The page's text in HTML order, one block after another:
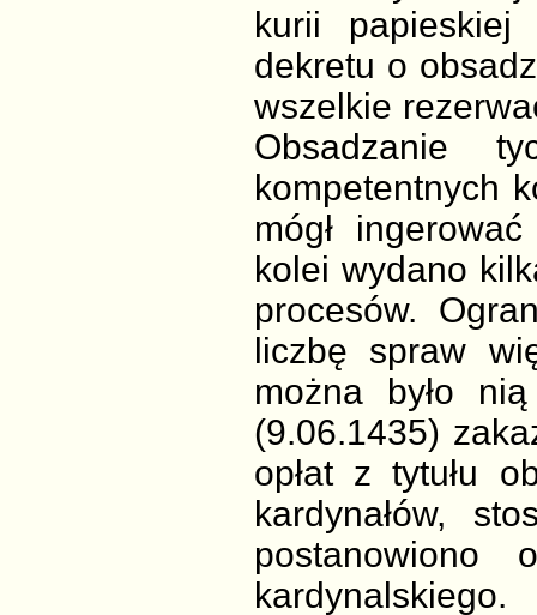
kurii
dekretu o
wszelkie
Obsadzanie
kompetentnych
mógł
kolei wydano
procesów.
liczbę spraw
można było
(9.06.1435)
opłat z tytułu
kardynałów,
postanowiono